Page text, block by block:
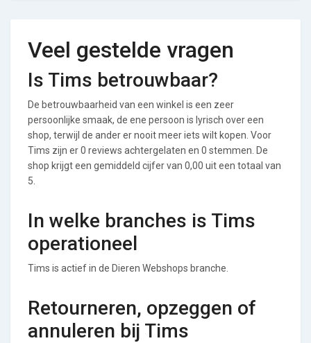
Veel gestelde vragen
Is Tims betrouwbaar?
De betrouwbaarheid van een winkel is een zeer
persoonlijke smaak, de ene persoon is lyrisch over een
shop, terwijl de ander er nooit meer iets wilt kopen. Voor
Tims zijn er 0 reviews achtergelaten en 0 stemmen. De
shop krijgt een gemiddeld cijfer van 0,00 uit een totaal van
5.
In welke branches is Tims
operationeel
Tims is actief in de Dieren Webshops branche.
Retourneren, opzeggen of
annuleren bij Tims